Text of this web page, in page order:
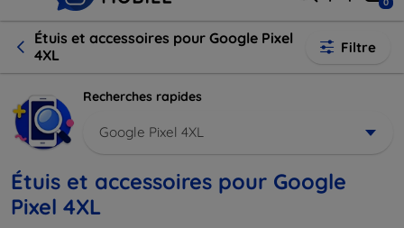
Étuis et accessoires pour Google Pixel
4XL
Filtre
Recherches rapides
Google Pixel 4XL
Étuis et accessoires pour Google
Pixel 4XL